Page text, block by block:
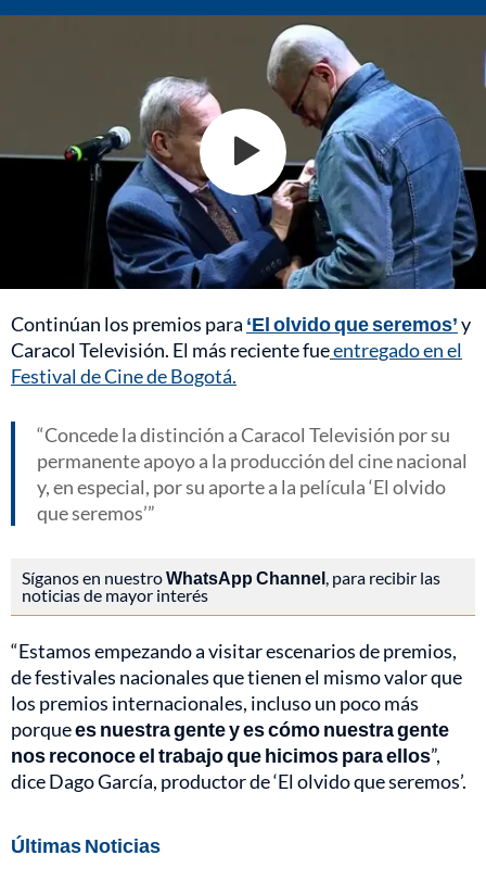
Continúan los premios para ‘El olvido que seremos’y
Caracol Televisión. El más reciente fueentregado en el
Festival de Cine de Bogotá.
Concede la distinción a Caracol Televisión por su
permanente apoyo a la producción del cine nacional
y, en especial, por su aporte a la película ‘El olvido
que seremos’
Síganos en nuestroWhatsApp Channel , para recibir las
noticias de mayor interés
“Estamos empezando a visitar escenarios de premios,
de festivales nacionales que tienen el mismo valor que
los premios internacionales, incluso un poco más
porquees nuestra gente y es cómo nuestra gente
nos reconoce el trabajo que hicimos para ellos”,
dice Dago García, productor de ‘El olvido que seremos’.
Últimas Noticias